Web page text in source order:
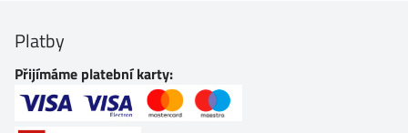
Platby
Přijímáme platební karty: